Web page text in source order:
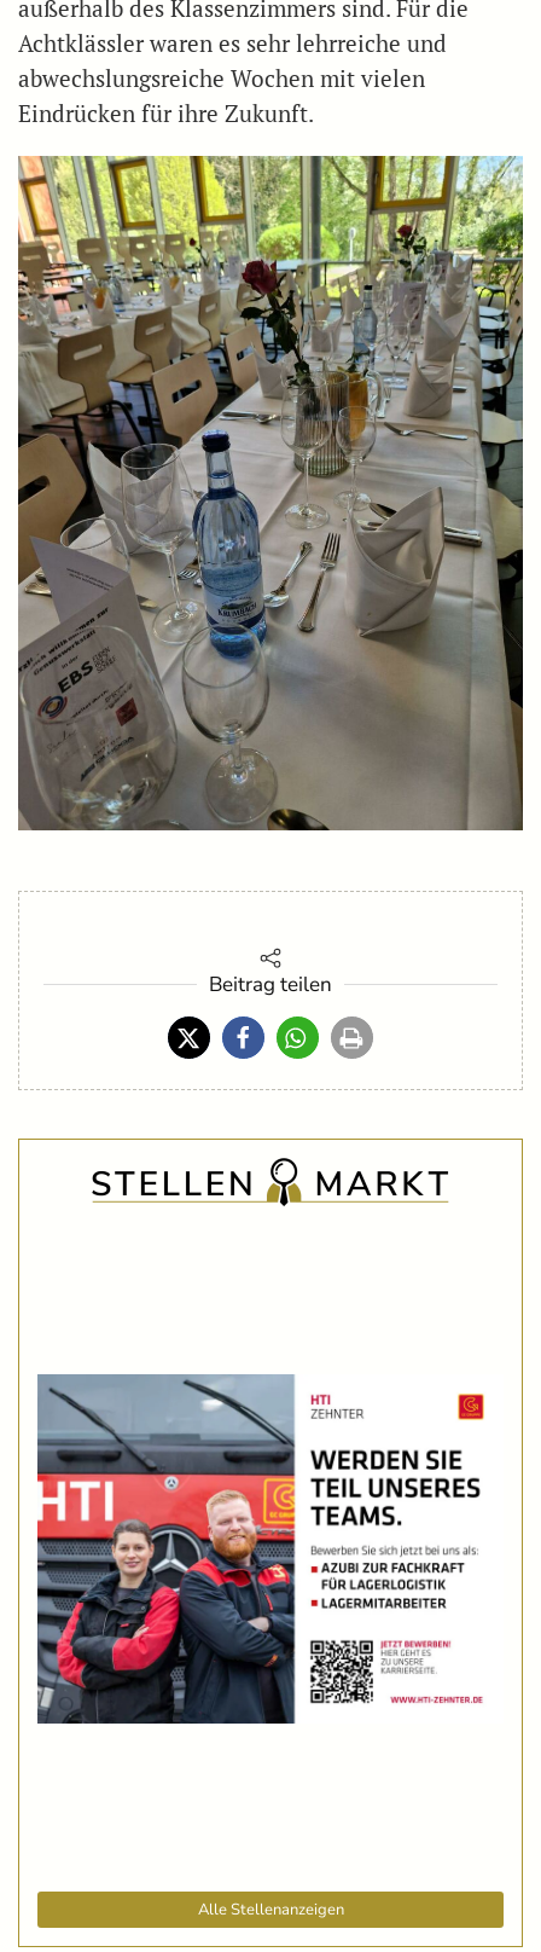
außerhalb des Klassenzimmers sind. Für die
Achtklässler waren es sehr lehrreiche und
abwechslungsreiche Wochen mit vielen
Eindrücken für ihre Zukunft.
Beitrag teilen
Alle Stellenanzeigen